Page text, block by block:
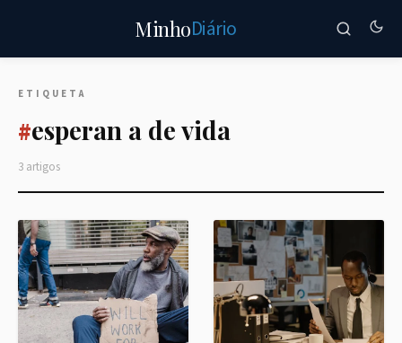
MinhoDiário
ETIQUETA
#esperan a de vida
3 artigos